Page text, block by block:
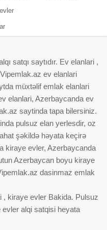
satqı saytıdır. Ev elanlari ,
ev elanlari
müxtəlif emlak elanlari
elanlari, Azerbaycanda ev
saytinda tapa bilersiniz.
pulsuz elan yerlesdir, oz
şəkildə həyata keçirə
kiraye evler, Azerbaycanda
Azerbaycan boyu kiraye
dasinmaz emlak
kiraye evler Bakida. Pulsuz
evler alqi satqisi heyata